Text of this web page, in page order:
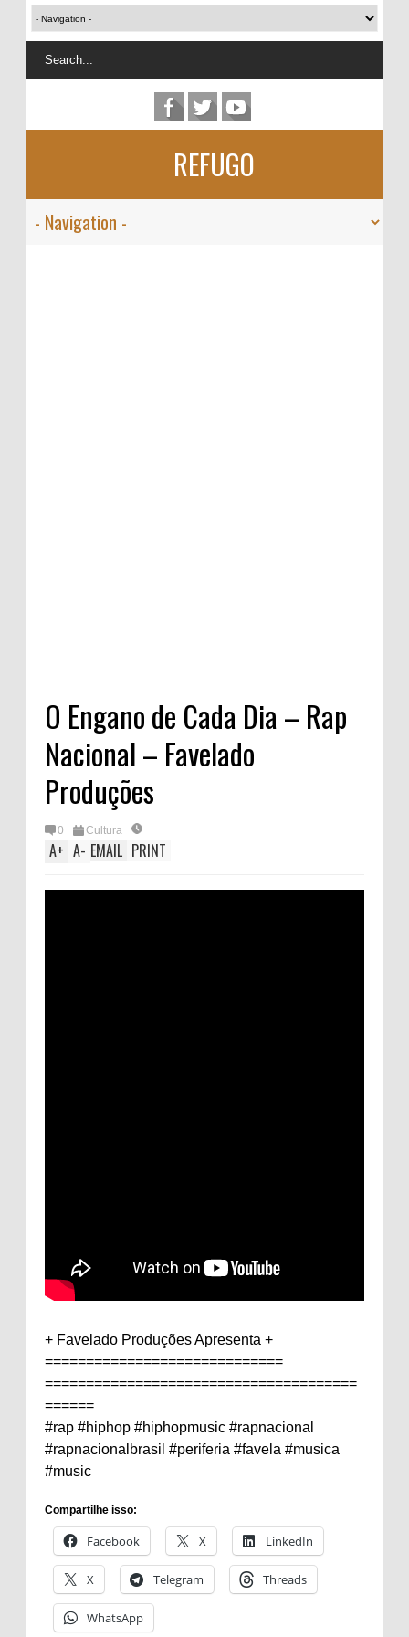
REFUGO
O Engano de Cada Dia – Rap
Nacional – Favelado
Produções
0 Cultura
A+ A- EMAIL PRINT
+ Favelado Produções Apresenta +
=============================
======================================
======
#rap #hiphop #hiphopmusic #rapnacional
#rapnacionalbrasil #periferia #favela #musica
#music
Compartilhe isso:
Facebook X LinkedIn
X Telegram Threads
WhatsApp